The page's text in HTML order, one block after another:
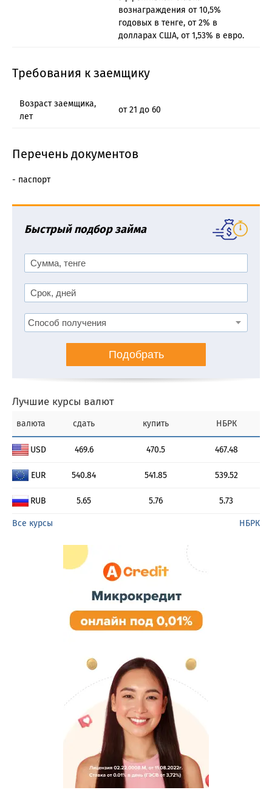
вознаграждения от 10,5%
годовых в тенге, от 2% в
долларах США, от 1,53% в евро.
Требования к заемщику
Возраст заемщика,
лет
от 21 до 60
Перечень документов
- паспорт
Быстрый подбор займа
Подобрать
Лучшие курсы валют
валюта сдать купить НБРК
USD 469.6 470.5 467.48
EUR 540.84 541.85 539.52
RUB 5.65 5.76 5.73
Все курсы НБРК